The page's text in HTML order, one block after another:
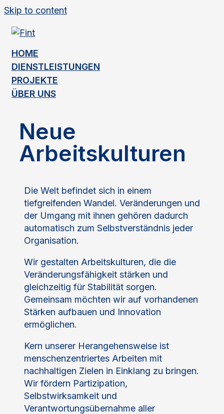
Skip to content
HOME
DIENSTLEISTUNGEN
PROJEKTE
ÜBER UNS
Neue
Arbeitskulturen
Die Welt befindet sich in einem
tiefgreifenden Wandel. Veränderungen und
der Umgang mit ihnen gehören dadurch
automatisch zum Selbstverständnis jeder
Organisation.
Wir gestalten Arbeitskulturen, die die
Veränderungsfähigkeit stärken und
gleichzeitig für Stabilität sorgen.
Gemeinsam möchten wir auf vorhandenen
Stärken aufbauen und Innovation
ermöglichen.
Kern unserer Herangehensweise ist
menschenzentriertes Arbeiten mit
nachhaltigen Zielen in Einklang zu bringen.
Wir fördern Partizipation,
Selbstwirksamkeit und
Verantwortungsübernahme aller